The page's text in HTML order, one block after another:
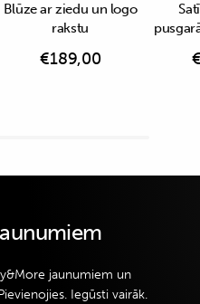
Blūze ar ziedu un logo
rakstu
€189,00
jaunumiem un
Iegūsti vairāk.